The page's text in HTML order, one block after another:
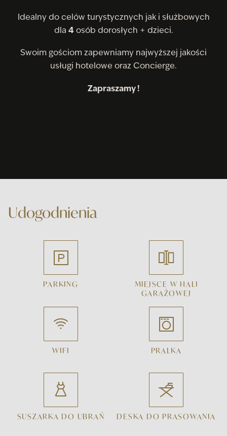
Idealny do celów turystycznych jak i służbowych
dla 4 osób dorosłych + dzieci.
Swoim gościom zapewniamy najwyższej jakości
usługi hotelowe oraz Concierge.
Zapraszamy !
Udogodnienia
PARKING
MIEJSCE W HALI
GARAŻOWEJ
WIFI PRALKA
SUSZARKA DO UBRAŃ DESKA DO PRASOWANIA